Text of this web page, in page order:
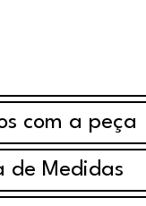
com a peça
de Medidas